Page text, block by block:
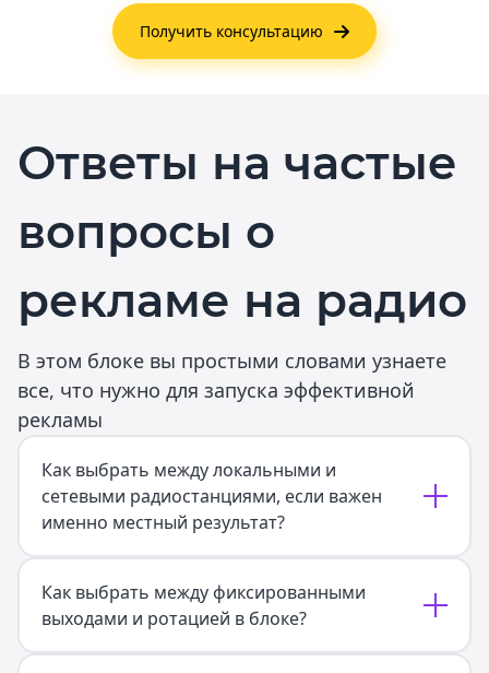
Получить консультацию
Ответы на частые
вопросы о
рекламе на радио
В этом блоке вы простыми словами узнаете
все, что нужно для запуска эффективной
рекламы
Как выбрать между локальными и
сетевыми радиостанциями, если важен
именно местный результат?
Как выбрать между фиксированными
выходами и ротацией в блоке?